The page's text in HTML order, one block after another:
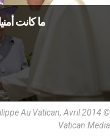
ما كانت
Au Vatican, Avril 2014 ©
Vatican Media